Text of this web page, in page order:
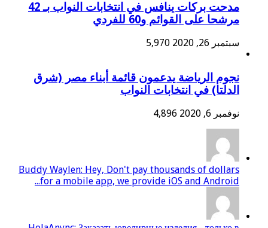
مدحت بركات ينافس في انتخابات النواب بـ 42
مرشحا على القوائم و60 للفردي
سبتمبر 26, 2020 5,970
نجوم الرياضة يدعمون قائمة أبناء مصر (شرق
الدلتا) في انتخابات النواب
نوفمبر 6, 2020 4,896
Buddy Waylen: Hey, Don't pay thousands of dollars
for a mobile app, we provide iOS and Android...